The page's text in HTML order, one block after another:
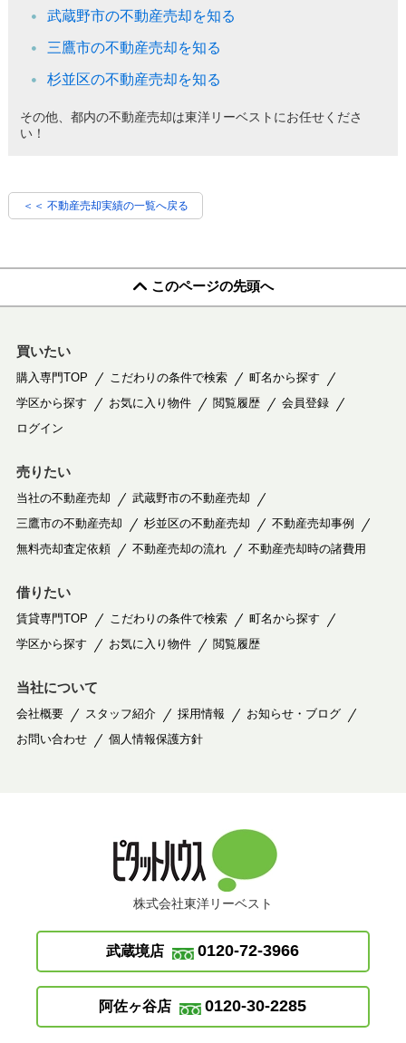
武蔵野市の不動産売却を知る
三鷹市の不動産売却を知る
杉並区の不動産売却を知る
その他、都内の不動産売却は東洋リーベストにお任せくださ
い！
＜＜ 不動産売却実績の一覧へ戻る
このページの先頭へ
買いたい
購入専門TOP こだわりの条件で検索
町名から探す
学区から探す
お気に入り物件 閲覧履歴
会員登録
ログイン
売りたい
当社の不動産売却
武蔵野市の不動産売却
三鷹市の不動産売却
杉並区の不動産売却
不動産売却事例
無料売却査定依頼
不動産売却の流れ 不動産売却時の諸費用
借りたい
賃貸専門TOP こだわりの条件で検索
町名から探す
学区から探す
お気に入り物件 閲覧履歴
当社について
会社概要 スタッフ紹介 採用情報
お知らせ・ブログ
お問い合わせ
個人情報保護方針
株式会社東洋リーベスト
武蔵境店 0120-72-3966
阿佐ヶ谷店 0120-30-2285